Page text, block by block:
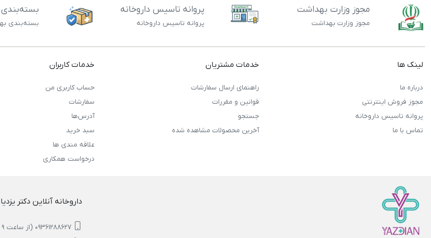
مجوز وزارت بهداشت
مجوز وزارت بهداشت
پروانه تاسیس داروخانه
پروانه تاسیس داروخانه بسته‌بندی
لینک ها
درباره ما
مجوز فروش اینترنتی
پروانه تاسیس داروخانه
تماس با ما
خدمات مشتریان
راهنمای ارسال سفارشات
قوانین و مقررات
جستجو
آخرین محصولات مشاهده شده
خدمات کاربران
حساب کاربری من
سفارشات
آدرس‌ها
سبد خرید
علاقه مندی ها
درخواست همکاری
داروخانه آنلاین دکتر
09361288627 (از ساعت 9 تا 17)